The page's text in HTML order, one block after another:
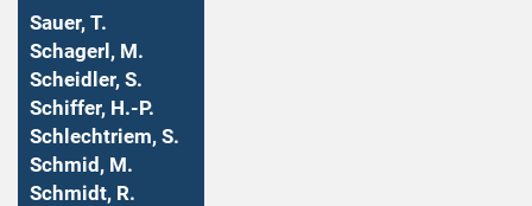
Sauer, T.
Schagerl, M.
Scheidler, S.
Schiffer, H.-P.
Schlechtriem, S.
Schmid, M.
Schmidt, R.